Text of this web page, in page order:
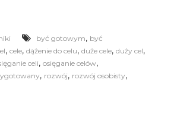
być gotowym, być
, cele, dążenie do celu, duże cele, duży cel,
celi, osięganie celów,
, rozwój, rozwój osobisty,